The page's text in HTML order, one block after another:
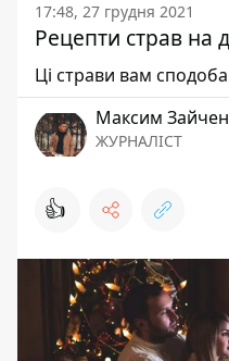
17:48, 27 грудня 2021
Рецепти страв на
Ці страви вам
Максим
ЖУРНАЛІСТ
👍